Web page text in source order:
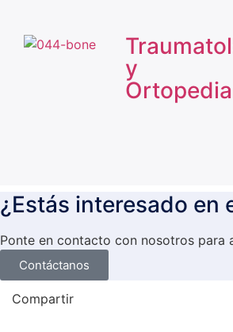
y
Ortopedia
¿Estás interesado en
Ponte en contacto con nosotros para
Contáctanos
Compartir